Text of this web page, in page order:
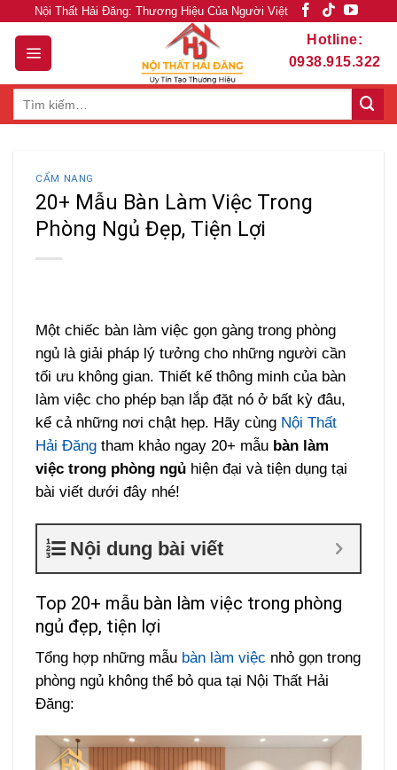
content
Nội Thất Hải Đăng: Thương Hiệu Của Người Việt
Hotline:
0938.915.322
CẨM NANG
20+ Mẫu Bàn Làm Việc Trong
Phòng Ngủ Đẹp, Tiện Lợi
Một chiếc bàn làm việc gọn gàng trong phòng
ngủ là giải pháp lý tưởng cho những người cần
tối ưu không gian. Thiết kế thông minh của bàn
làm việc cho phép bạn lắp đặt nó ở bất kỳ đâu,
kể cả những nơi chật hẹp. Hãy cùng Nội Thất
Hải Đăng tham khảo ngay 20+ mẫu bàn làm
việc trong phòng ngủ hiện đại và tiện dụng tại
bài viết dưới đây nhé!
Nội dung bài viết
Top 20+ mẫu bàn làm việc trong phòng
ngủ đẹp, tiện lợi
Tổng hợp những mẫu bàn làm việc nhỏ gọn trong
phòng ngủ không thể bỏ qua tại Nội Thất Hải
Đăng: